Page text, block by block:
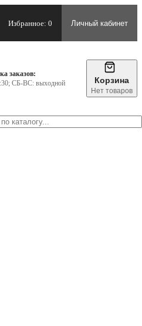
Избранное: 0 Личный кабинет
заказов:
СБ-ВС: выходной
Корзина
Нет товаров